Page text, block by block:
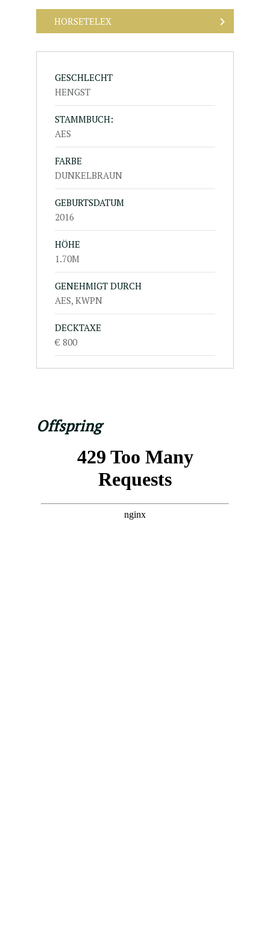
HORSETELEX
GESCHLECHT
HENGST
STAMMBUCH:
AES
FARBE
DUNKELBRAUN
GEBURTSDATUM
2016
HÖHE
1.70M
GENEHMIGT DURCH
AES, KWPN
DECKTAXE
€ 800
Offspring